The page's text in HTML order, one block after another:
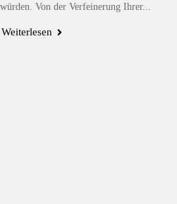
würden. Von der Verfeinerung Ihrer...
Weiterlesen